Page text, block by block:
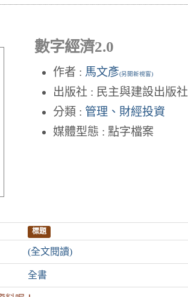
數字經濟2.0
作者 : 馬文彥(另開新視窗)
出版社 : 民主與建設出版社
分類 : 管理、財經投資
媒體型態 : 點字檔案
標題
(全文閱讀)
全書